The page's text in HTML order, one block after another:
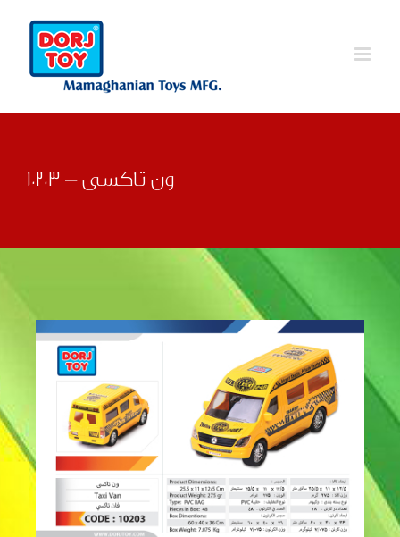
content
ون تاکسی – 10203
قبلی بعدی
ون تاکسی – 10203